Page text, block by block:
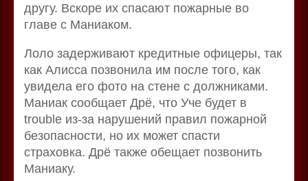
другу. Вскоре их спасают пожарные во
главе с Маниаком.
Лоло задерживают кредитные офицеры, так
как Алисса позвонила им после того, как
увидела его фото на стене с должниками.
Маниак сообщает Дрё, что Уче будет в
trouble из-за нарушений правил пожарной
безопасности, но их может спасти
страховка. Дрё также обещает позвонить
Маниаку.